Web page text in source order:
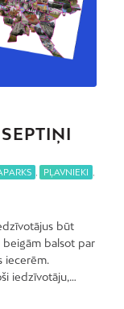
PĻAVNIEKI
būt
balsot par
iecerēm.
iedzīvotāju,…